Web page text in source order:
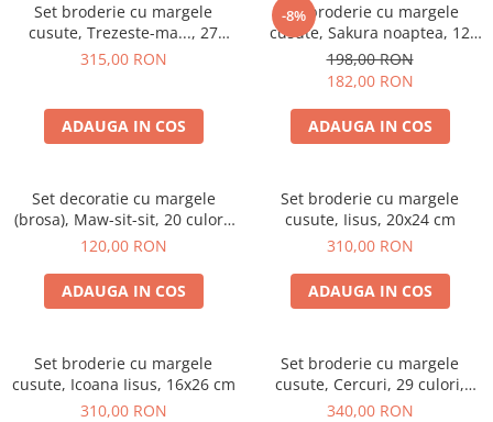
Set broderie cu margele
cusute, Trezeste-ma..., 27
culori, 24x53 cm
315,00 RON
ADAUGA IN COS
-8%
Set broderie cu margele
cusute, Sakura noaptea, 12
culori, 20x41 cm
198,00 RON
182,00 RON
ADAUGA IN COS
Set decoratie cu margele
(brosa), Maw-sit-sit, 20 culori,
4,8x6,5 cm
120,00 RON
ADAUGA IN COS
Set broderie cu margele
cusute, Iisus, 20x24 cm
310,00 RON
ADAUGA IN COS
Set broderie cu margele
cusute, Icoana Iisus, 16x26 cm
310,00 RON
Set broderie cu margele
cusute, Cercuri, 29 culori,
30x25 cm
340,00 RON